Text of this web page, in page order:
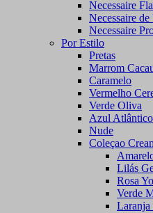
Necessaire
Necessaire
Necessaire
Por Estilo
Pretas
Marrom
Caramelo
Vermelho
Verde Oliva
Azul Atlântico
Nude
Coleçao
Lilás
Rosa
Verde
Laranja